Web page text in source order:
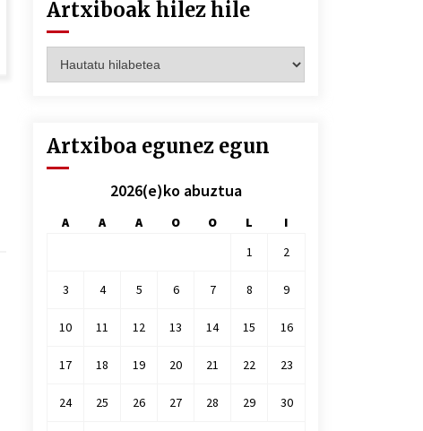
Artxiboak hilez hile
hilez
Artxiboa egunez egun
2026(e)ko abuztua
A A A O O L
I
1
2
3 4 5 6 7 8 9
10 11 12 13 14 15 16
17 18 19 20 21 22 23
24 25 26 27 28 29 30